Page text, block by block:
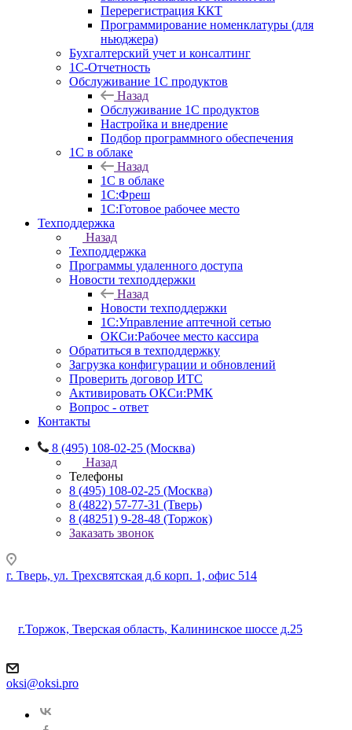
Перерегистрация ККТ
Программирование номенклатуры (для
ньюджера)
Бухгалтерский учет и консалтинг
1С-Отчетность
Обслуживание 1С продуктов
Назад
Обслуживание 1С продуктов
Настройка и внедрение
Подбор программного обеспечения
1С в облаке
Назад
1С в облаке
1C:Фреш
1C:Готовое рабочее место
Техподдержка
Назад
Техподдержка
Программы удаленного доступа
Новости техподдержки
Назад
Новости техподдержки
1С:Управление аптечной сетью
ОКСи:Рабочее место кассира
Обратиться в техподдержку
Загрузка конфигурации и обновлений
Проверить договор ИТС
Активировать ОКСи:РМК
Вопрос - ответ
Контакты
8 (495) 108-02-25 (Москва)
Назад
Телефоны
8 (495) 108-02-25 (Москва)
8 (4822) 57-77-31 (Тверь)
8 (48251) 9-28-48 (Торжок)
Заказать звонок
г. Тверь, ул. Трехсвятская д.6 корп. 1, офис 514
г.Торжок, Тверская область, Калининское шоссе д.25
oksi@oksi.pro